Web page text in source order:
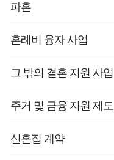
파혼
혼례비 융자 사업
그 밖의 결혼 지원 사업
주거 및 금융 지원 제도
신혼집 계약